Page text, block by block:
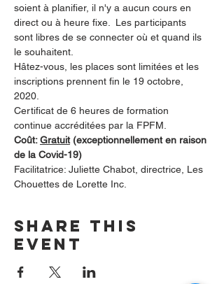
soient à planifier, il n'y a aucun cours en
direct ou à heure fixe.  Les participants
sont libres de se connecter où et quand ils
le souhaitent.
Hâtez-vous, les places sont limitées et les
inscriptions prennent fin le 19 octobre,
2020.
Certificat de 6 heures de formation
continue accréditées par la FPFM.
Coût: Gratuit (exceptionnellement en raison
de la Covid-19)
Facilitatrice: Juliette Chabot, directrice, Les
Chouettes de Lorette Inc.
Share this
event